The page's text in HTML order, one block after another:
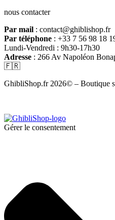
nous contacter
Par mail : contact@ghiblishop.fr
Par téléphone : +33 7 56 98 18
Lundi-Vendredi : 9h30-17h30
Adresse : 266 Av Napoléon
🇫🇷
GhibliShop.fr 2026© – Boutique
Gérer le consentement